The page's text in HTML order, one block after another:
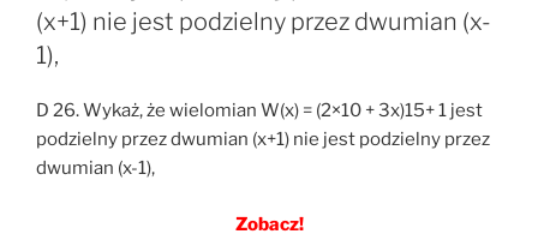
(x+1) nie jest podzielny przez dwumian (x-
1),
D 26. Wykaż, że wielomian W(x) = (2×10 + 3x)15+ 1 jest
podzielny przez dwumian (x+1) nie jest podzielny przez
dwumian (x-1),
Zobacz!